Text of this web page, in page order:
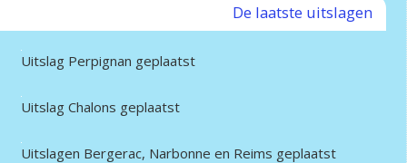
De laatste uitslagen
Uitslag Perpignan geplaatst
Uitslag Chalons geplaatst
Uitslagen Bergerac, Narbonne en Reims geplaatst